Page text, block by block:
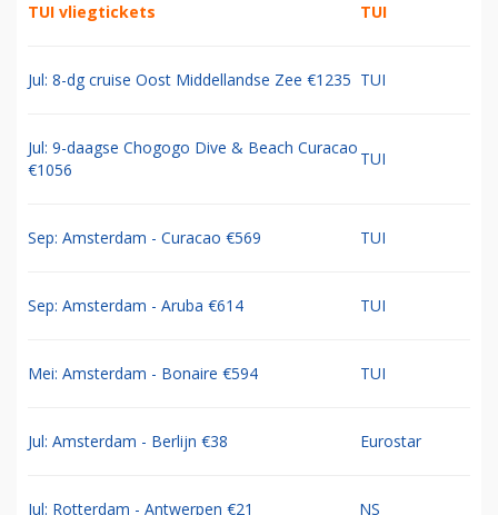
TUI vliegtickets TUI
Jul: 8-dg cruise Oost Middellandse Zee €1235 TUI
Jul: 9-daagse Chogogo Dive & Beach Curacao
€1056
TUI
Sep: Amsterdam - Curacao €569 TUI
Sep: Amsterdam - Aruba €614 TUI
Mei: Amsterdam - Bonaire €594 TUI
Jul: Amsterdam - Berlijn €38 Eurostar
Jul: Rotterdam - Antwerpen €21 NS